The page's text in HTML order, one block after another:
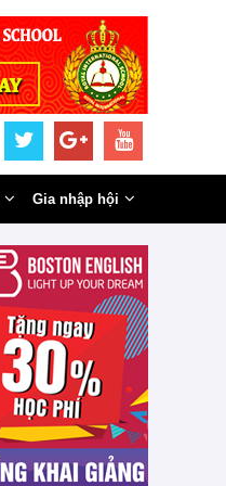
Gia nhập hội